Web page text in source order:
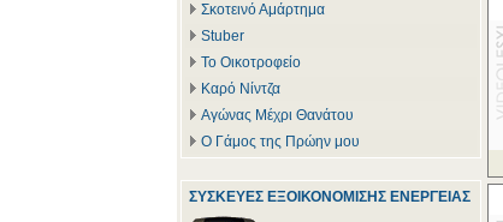
Σκοτεινό Αμάρτημα
Stuber
Το Οικοτροφείο
Καρό Νίντζα
Αγώνας Μέχρι Θανάτου
Ο Γάμος της Πρώην μου
ΣΥΣΚΕΥΕΣ ΕΞΟΙΚΟΝΟΜΙΣΗΣ ΕΝΕΡΓΕΙΑΣ